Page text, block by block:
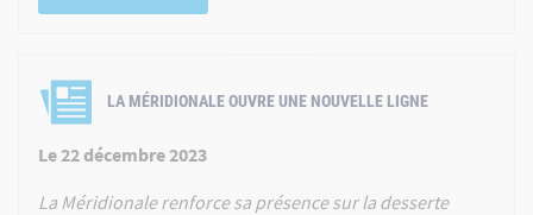
LA MÉRIDIONALE OUVRE UNE NOUVELLE LIGNE
Le 22 décembre 2023
La Méridionale renforce sa présence sur la desserte